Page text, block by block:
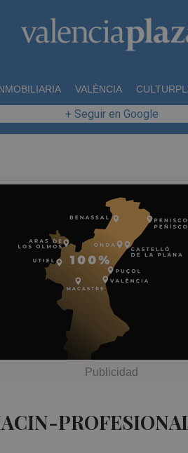
VALÈNCIA
+ Seguir en Google